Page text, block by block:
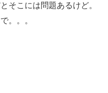
そこには問題あるけど。
。。。